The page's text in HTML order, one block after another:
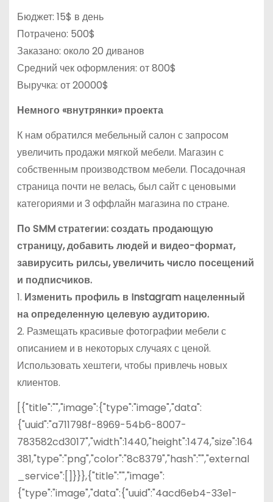
Бюджет: 15$ в день
Потрачено: 500$
Заказано: около 20 диванов
Средний чек оформления: от 800$
Выручка: от 20000$
Немного «внутрянки» проекта
К нам обратился мебельный салон с запросом
увеличить продажи мягкой мебели. Магазин с
собственным производством мебели. Посадочная
страница почти не велась, был сайт с ценовыми
категориями и 3 оффлайн магазина по стране.
По SMM стратегии: создать продающую
страницу, добавить людей и видео-формат,
завирусить рилсы, увеличить число посещений
и подписчиков.
1. Изменить профиль в Instagram нацеленный
на определенную целевую аудиторию.
2. Размещать красивые фотографии мебели с
описанием и в некоторых случаях с ценой.
Использовать хештеги, чтобы привлечь новых
клиентов.
[{"title":"","image":{"type":"image","data":
{"uuid":"a711798f-8969-54b6-8007-
783582cd3017","width":1440,"height":1474,"size":164
381,"type":"png","color":"8c8379","hash":"","external
_service":[]}}},{"title":"","image":
{"type":"image","data":{"uuid":"4acd6eb4-33e1-